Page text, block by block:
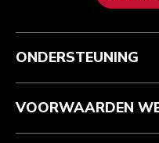
Health check
Je bestelling volgen
Garantie en documenten
Recupel
Algemene voorwaarden
Retournering en terugbetaling
Imprint
ODR
Het merk
Zoek een winkel
ONDERSTEUNING
VOORWAARDEN